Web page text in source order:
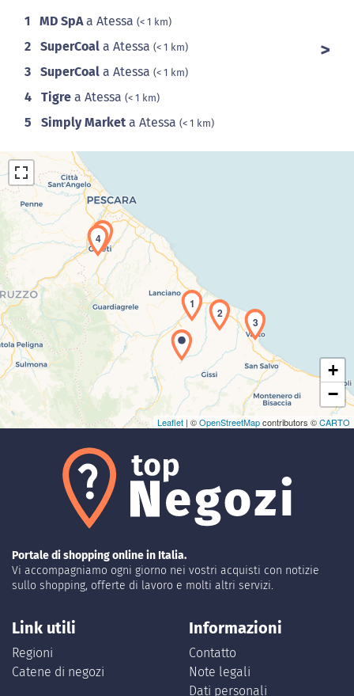
1 MD SpAa Atessa (< 1 km)
2 SuperCoal a Atessa (< 1 km)
3 SuperCoal a Atessa (< 1 km)
4 Tigre a Atessa (< 1 km)
5 Simply Market a Atessa (< 1 km)
Caricamento della carta in corso...
1
2
3
45
+
−
Leaflet | ©OpenStreetMapcontributors ©CARTO
Portale di shopping online in Italia.
Vi accompagniamo ogni giorno nei vostri acquisti con notizie
sullo shopping, offerte di lavoro e molti altri servizi.
Link utili
Regioni
Catene di negozi
Informazioni
Contatto
Note legali
Dati personali